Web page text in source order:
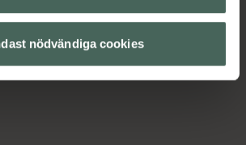
nödvändiga cookies
du är så är det vårt uppdrag att
lite bättre. Välkommen att prata